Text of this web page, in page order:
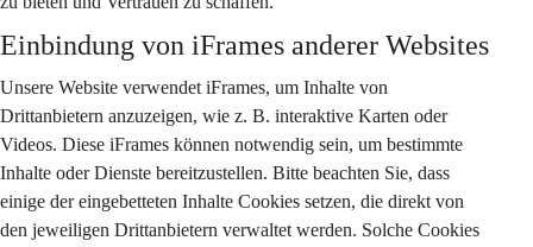
Einbindung von iFrames anderer Websites
Unsere Website verwendet iFrames, um Inhalte von
Drittanbietern anzuzeigen, wie z. B. interaktive Karten oder
Videos. Diese iFrames können notwendig sein, um bestimmte
Inhalte oder Dienste bereitzustellen. Bitte beachten Sie, dass
einige der eingebetteten Inhalte Cookies setzen, die direkt von
den jeweiligen Drittanbietern verwaltet werden. Solche Cookies